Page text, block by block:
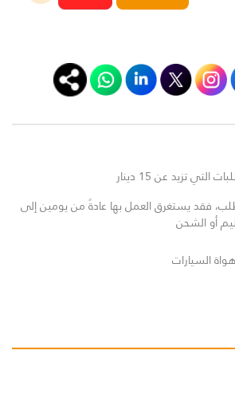
تزيد عن 15 دينار
فقد يستغرق العمل بها عادةً من يومين إلى
أو الشحن
هواة السيارات